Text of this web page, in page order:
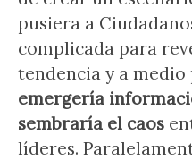
pusiera a
complicada para
tendencia y a medio
emergería
sembraría el caos
líderes.